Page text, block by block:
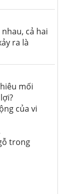
cả hai
ra là
mối
của vi
trong